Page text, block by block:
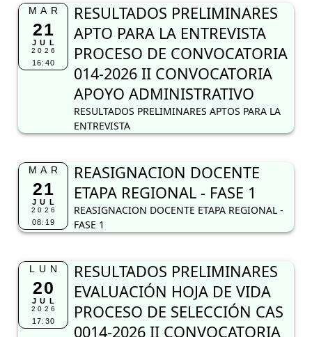
MAR
21
JUL
2026
16:40
RESULTADOS PRELIMINARES
APTO PARA LA ENTREVISTA
PROCESO DE CONVOCATORIA
014-2026 II CONVOCATORIA
APOYO ADMINISTRATIVO
RESULTADOS PRELIMINARES APTOS PARA LA
ENTREVISTA
MAR
21
JUL
2026
08:19
REASIGNACION DOCENTE
ETAPA REGIONAL - FASE 1
REASIGNACION DOCENTE ETAPA REGIONAL -
FASE 1
LUN
20
JUL
2026
17:30
RESULTADOS PRELIMINARES
EVALUACIÓN HOJA DE VIDA
PROCESO DE SELECCIÓN CAS
0014-2026 II CONVOCATORIA